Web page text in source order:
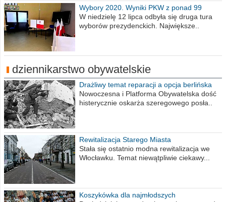
Wybory 2020. Wyniki PKW z ponad 99
procent obwodów
W niedzielę 12 lipca odbyła się druga tura
wyborów prezydenckich. Największe..
dziennikarstwo obywatelskie
Drażliwy temat reparacji a opcja berlińska
Nowoczesna i Platforma Obywatelska dość
histerycznie oskarża szeregowego posła..
Rewitalizacja Starego Miasta
Stała się ostatnio modna rewitalizacja we
Włocławku. Temat niewątpliwie ciekawy...
Koszykówka dla najmłodszych